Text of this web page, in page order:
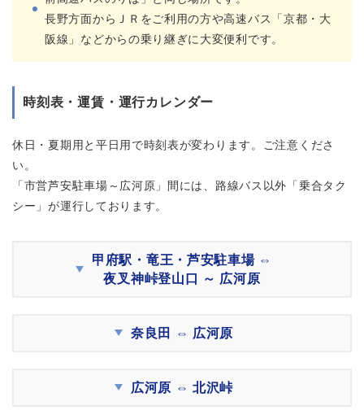
長野方面からＪＲをご利用の方や高速バス「京都・大
阪線」などからの乗り継ぎに大変便利です。
時刻表・運賃・運行カレンダー
休日・夏期用と平日用で時刻表が変わります。ご注意くださ
い。
「市営芦安駐車場～広河原」間には、路線バス以外「乗合タク
シー」が運行しております。
甲府駅・竜王・芦安駐車場 ⇔
夜叉神峠登山口 ～ 広河原
奈良田 ⇔ 広河原
広河原 ⇔ 北沢峠